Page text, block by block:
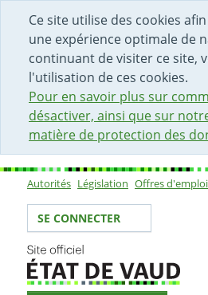
Ce site utilise des cookies
une expérience optimale de
continuant de visiter ce site,
l'utilisation de ces cookies.
Pour en savoir plus sur
désactiver, ainsi que sur
matière de protection des
DÉBUT DU CONTENU DE LA
ACCÈS AU CHAMP DE
PAGE D'ACCUEIL
FORMULAIRE DE CONTACT
Sous-navigation
Autorités Législation Offres d'emploi
Votre identité
SE CONNECTER